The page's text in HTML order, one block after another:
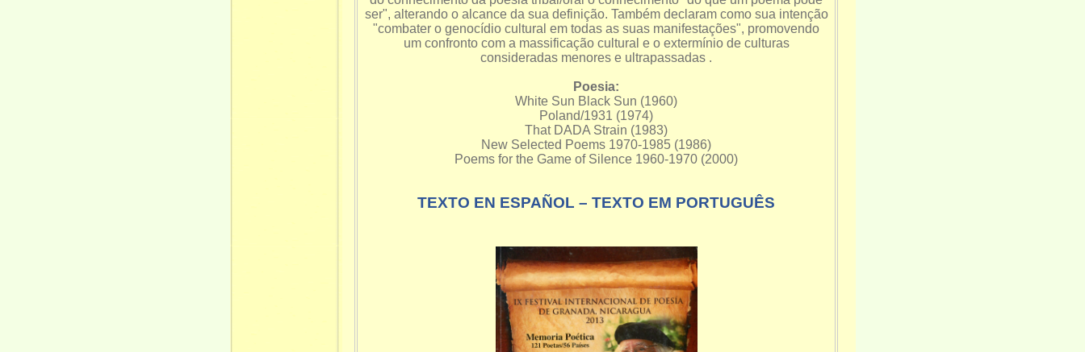
ser", alterando o alcance da sua definição. Também declaram como sua intenção
"combater o genocídio cultural em todas as suas manifestações", promovendo
um confronto com a massificação cultural e o extermínio de culturas
consideradas menores e ultrapassadas .
Poesia:
White Sun Black Sun (1960)
Poland/1931 (1974)
That DADA Strain (1983)
New Selected Poems 1970-1985 (1986)
Poems for the Game of Silence 1960-1970 (2000)
TEXTO EN ESPAÑOL – TEXTO EM PORTUGUÊS